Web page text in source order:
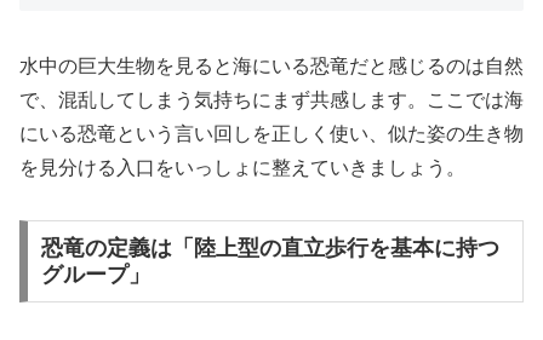
水中の巨大生物を見ると海にいる恐竜だと感じるのは自然
で、混乱してしまう気持ちにまず共感します。ここでは海
にいる恐竜という言い回しを正しく使い、似た姿の生き物
を見分ける入口をいっしょに整えていきましょう。
恐竜の定義は「陸上型の直立歩行を基本に持つ
グループ」